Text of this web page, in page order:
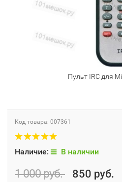
Пульт IRC для
Код товара: 007361
Наличие: В наличии
1 000 руб. 850 руб.